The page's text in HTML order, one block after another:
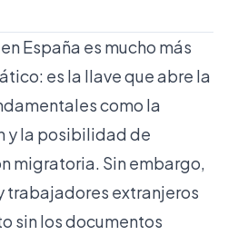
España es mucho más
es la llave que abre la
como la
y la posibilidad de
migratoria. Sin embargo,
trabajadores extranjeros
sin los documentos